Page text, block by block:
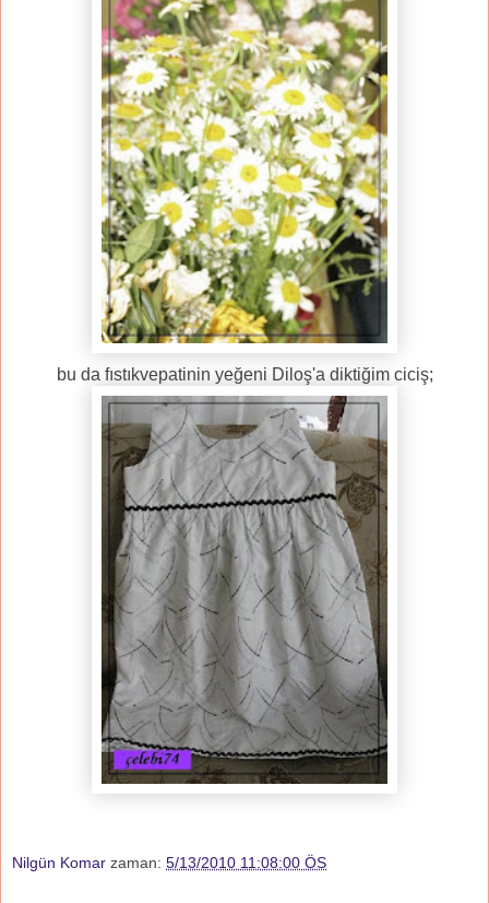
bu da fıstıkvepatinin yeğeni Diloş'a diktiğim ciciş;
Nilgün Komar zaman: 5/13/2010 11:08:00 ÖS